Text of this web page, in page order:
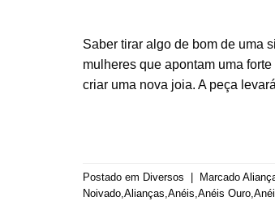
Saber tirar algo de bom de uma
mulheres que apontam uma
criar uma nova joia. A peça
Postado em Diversos | Marcado
Noivado Alianças Anéis Anéis Ouro